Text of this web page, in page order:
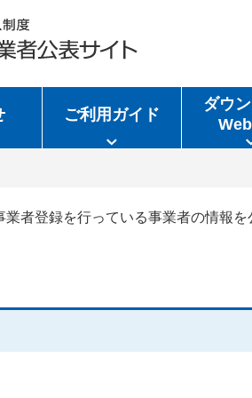
ご利用ガイド
ダウ
者登録を行っている事業者の情報を